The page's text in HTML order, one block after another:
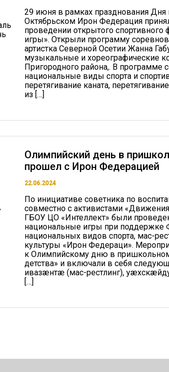
29 июня в рамках празднования
Октябрьском Ирон Федерация
проведении открытого спортивного
игры». Открыли программу
артистка Северной Осетии Жанна
музыкальные и хореографические
Пригородного района,. В программе
национальные виды спорта и
перетягивание каната,
из […]
Олимпийский день в
прошел с Ирон Федерацией
22.06.2024
По инициативе советника по
совместно с активистами
ГБОУ ЦО «Интеллект» были
национальные игры при поддержке
национальных видов спорта, мас-
культуры «Ирон Федераци».
к Олимпийскому дню в
детства» и включали в себя
ивазæнтæ (мас-рестлинг),
[…]